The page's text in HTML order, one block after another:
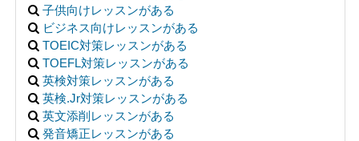
子供向けレッスンがある
ビジネス向けレッスンがある
TOEIC対策レッスンがある
TOEFL対策レッスンがある
英検対策レッスンがある
英検.Jr対策レッスンがある
英文添削レッスンがある
発音矯正レッスンがある